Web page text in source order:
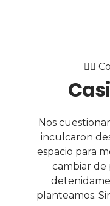
✍🏻
Nos
inculcaron
espacio para
cambiar de
planteamos.